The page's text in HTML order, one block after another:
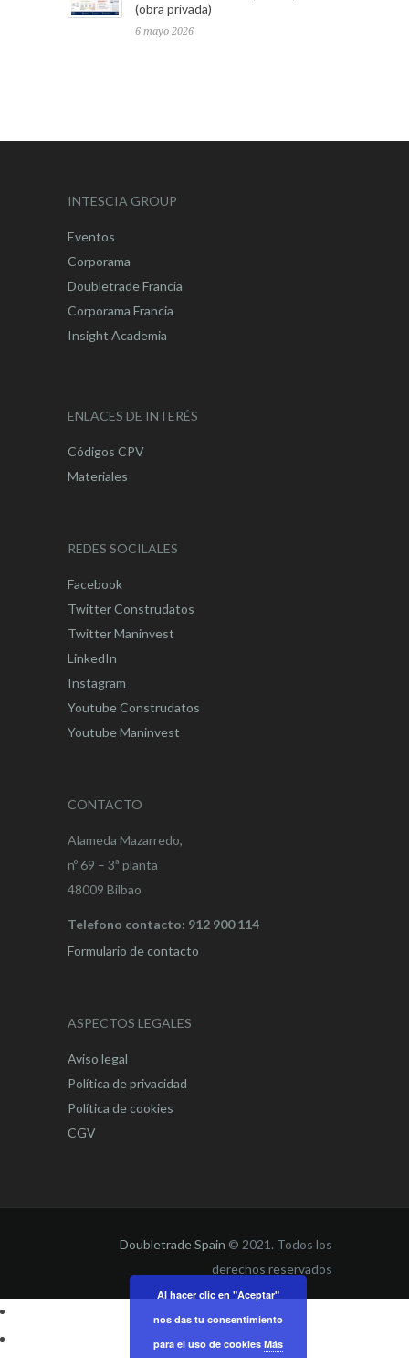
(obra privada)
6 mayo 2026
INTESCIA GROUP
Eventos
Corporama
Doubletrade Francia
Corporama Francia
Insight Academia
ENLACES DE INTERÉS
Códigos CPV
Materiales
REDES SOCILALES
Facebook
Twitter Construdatos
Twitter Maninvest
LinkedIn
Instagram
Youtube Construdatos
Youtube Maninvest
CONTACTO
Alameda Mazarredo,
nº 69 – 3ª planta
48009 Bilbao
Telefono contacto: 912 900 114
Formulario de contacto
ASPECTOS LEGALES
Aviso legal
Política de privacidad
Política de cookies
CGV
Doubletrade Spain © 2021. Todos los
derechos reservados
Al hacer clic en "Aceptar"
nos das tu consentimiento
para el uso de cookies Más